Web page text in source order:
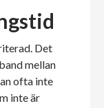
Det
mellan
ofta inte
inte är